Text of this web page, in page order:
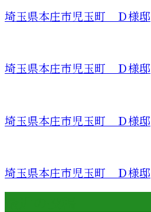
埼玉県本庄市児玉町 Ｄ様邸
埼玉県本庄市児玉町 Ｄ様邸
埼玉県本庄市児玉町 Ｄ様邸
埼玉県本庄市児玉町 Ｄ様邸